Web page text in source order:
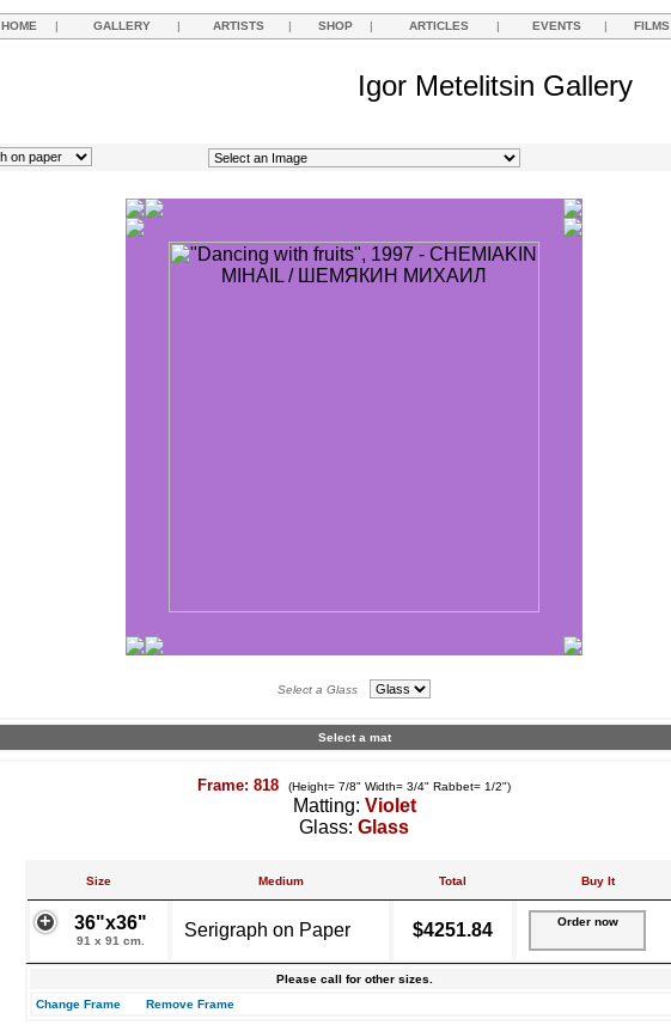
HOME | GALLERY | ARTISTS | SHOP | ARTICLES | EVENTS | FILMS
Igor Metelitsin Gallery
Select a Glass
Select a mat
Frame: 818 (Height= 7/8" Width= 3/4" Rabbet= 1/2")
Matting: Violet
Glass: Glass
Size Medium Total Buy It
36"x36"
91 x 91 cm.
Serigraph on Paper $4251.84 Order now
Please call for other sizes.
Change Frame
Remove Frame